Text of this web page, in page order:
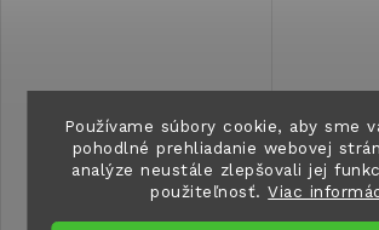
Používame súbory cookie, aby sme
pohodlné prehliadanie webovej
analýze neustále zlepšovali jej
použiteľnosť.Viac